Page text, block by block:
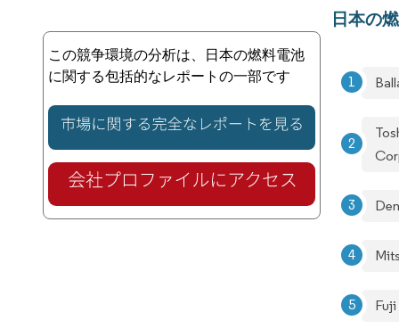
この競争環境の分析は、日本の燃料電池
に関する包括的なレポートの一部です
日本の